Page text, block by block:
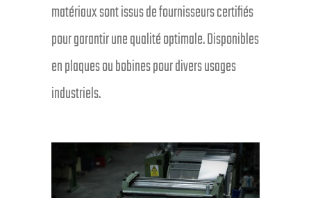
matériaux sont issus de fournisseurs certifiés
pour garantir une qualité optimale. Disponibles
en plaques ou bobines pour divers usages
industriels.